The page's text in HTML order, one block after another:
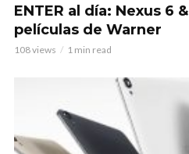
ENTER al día: Nexus 6
películas de Warner
108 views 1 min read